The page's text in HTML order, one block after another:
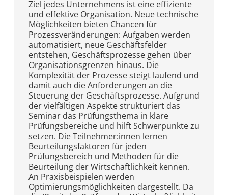
Ziel jedes Unternehmens ist eine effiziente
und effektive Organisation. Neue technische
Möglichkeiten bieten Chancen für
Prozessveränderungen: Aufgaben werden
automatisiert, neue Geschäftsfelder
entstehen, Geschäftsprozesse gehen über
Organisationsgrenzen hinaus. Die
Komplexität der Prozesse steigt laufend und
damit auch die Anforderungen an die
Steuerung der Geschäftsprozesse. Aufgrund
der vielfältigen Aspekte strukturiert das
Seminar das Prüfungsthema in klare
Prüfungsbereiche und hilft Schwerpunkte zu
setzen. Die Teilnehmer:innen lernen
Beurteilungsfaktoren für jeden
Prüfungsbereich und Methoden für die
Beurteilung der Wirtschaftlichkeit kennen.
An Praxisbeispielen werden
Optimierungsmöglichkeiten dargestellt. Da